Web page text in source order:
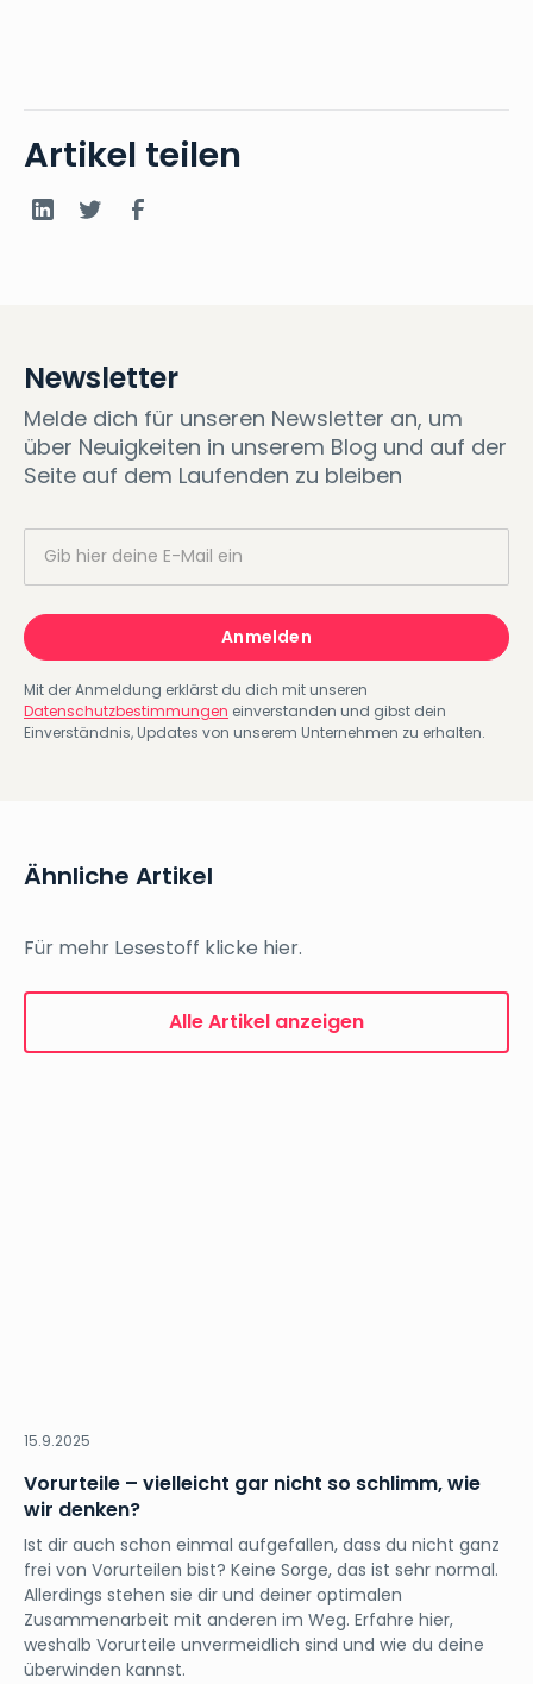
Artikel teilen
Newsletter
Melde dich für unseren Newsletter an, um
über Neuigkeiten in unserem Blog und auf der
Seite auf dem Laufenden zu bleiben
Mit der Anmeldung erklärst du dich mit unseren
Datenschutzbestimmungen einverstanden und gibst dein
Einverständnis, Updates von unserem Unternehmen zu erhalten.
Ähnliche Artikel
Für mehr Lesestoff klicke hier.
Alle Artikel anzeigen
15.9.2025
Vorurteile – vielleicht gar nicht so schlimm, wie
wir denken?
Ist dir auch schon einmal aufgefallen, dass du nicht ganz
frei von Vorurteilen bist? Keine Sorge, das ist sehr normal.
Allerdings stehen sie dir und deiner optimalen
Zusammenarbeit mit anderen im Weg. Erfahre hier,
weshalb Vorurteile unvermeidlich sind und wie du deine
überwinden kannst.